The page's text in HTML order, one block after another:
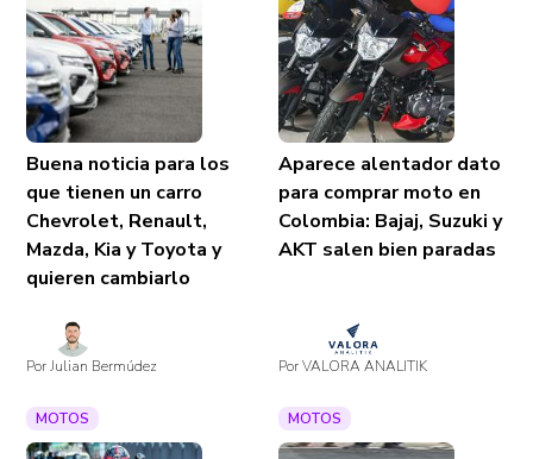
Buena noticia para los
que tienen un carro
Chevrolet, Renault,
Mazda, Kia y Toyota y
quieren cambiarlo
Por Julian Bermúdez
Aparece alentador dato
para comprar moto en
Colombia: Bajaj, Suzuki y
AKT salen bien paradas
Por VALORA ANALITIK
MOTOS MOTOS